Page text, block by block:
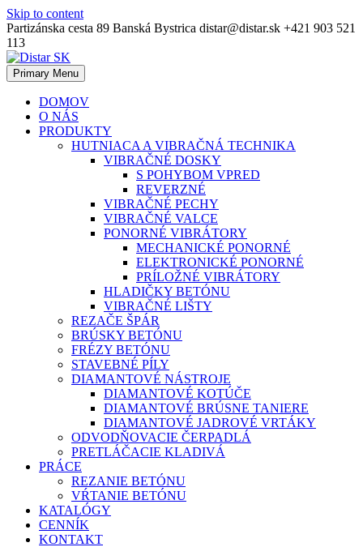
Skip to content
Partizánska cesta 89 Banská Bystrica distar@distar.sk +421 903 521
113
Distar SK
Priemyselná diamantová technika
Primary Menu
DOMOV
O NÁS
PRODUKTY
HUTNIACA A VIBRAČNÁ TECHNIKA
VIBRAČNÉ DOSKY
S POHYBOM VPRED
REVERZNÉ
VIBRAČNÉ PECHY
VIBRAČNÉ VALCE
PONORNÉ VIBRÁTORY
MECHANICKÉ PONORNÉ
ELEKTRONICKÉ PONORNÉ
PRÍLOŽNÉ VIBRÁTORY
HLADIČKY BETÓNU
VIBRAČNÉ LIŠTY
REZAČE ŠPÁR
BRÚSKY BETÓNU
FRÉZY BETÓNU
STAVEBNÉ PÍLY
DIAMANTOVÉ NÁSTROJE
DIAMANTOVÉ KOTÚČE
DIAMANTOVÉ BRÚSNE TANIERE
DIAMANTOVÉ JADROVÉ VRTÁKY
ODVODŇOVACIE ČERPADLÁ
PRETLÁČACIE KLADIVÁ
PRÁCE
REZANIE BETÓNU
VŔTANIE BETÓNU
KATALÓGY
CENNÍK
KONTAKT